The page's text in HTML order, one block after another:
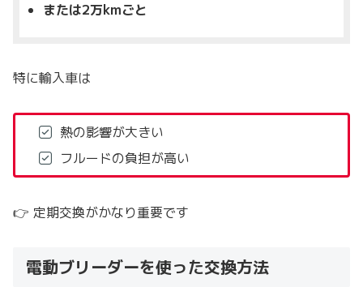
または2万kmごと
特に輸入車は
熱の影響が大きい
フルードの負担が高い
👉 定期交換がかなり重要です
電動ブリーダーを使った交換方法